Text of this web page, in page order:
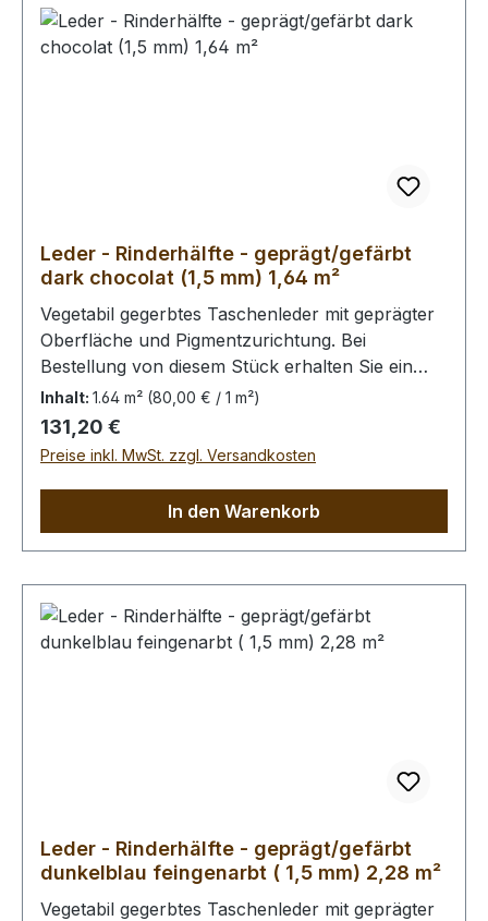
Leder - Rinderhälfte - geprägt/gefärbt
dark chocolat (1,5 mm) 1,64 m²
Vegetabil gegerbtes Taschenleder mit geprägter
Oberfläche und Pigmentzurichtung. Bei
Bestellung von diesem Stück erhalten Sie ein
1,64 m² großes Leder. Das Kernstück ist 130 cm
x 60 cm groß (siehe Foto 2).
Inhalt: 1.64 m² (80,00 € / 1 m²)
Regulärer Preis:
131,20 €
Preise inkl. MwSt. zzgl. Versandkosten
In den Warenkorb
Leder - Rinderhälfte - geprägt/gefärbt
dunkelblau feingenarbt ( 1,5 mm) 2,28 m²
Vegetabil gegerbtes Taschenleder mit geprägter